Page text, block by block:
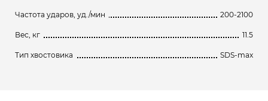
Частота ударов, уд./мин 200-2100
Вес, кг 11.5
Тип хвостовика SDS-max